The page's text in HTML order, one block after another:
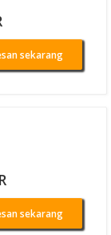
sekarang
sekarang